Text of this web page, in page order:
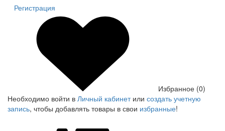
Регистрация
Избранное (0)
Необходимо войти в Личный кабинетили создать учетную
запись, чтобы добавлять товары в свои избранные!